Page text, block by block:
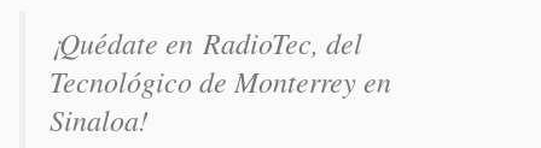
¡Quédate en RadioTec, del
Tecnológico de Monterrey en
Sinaloa!